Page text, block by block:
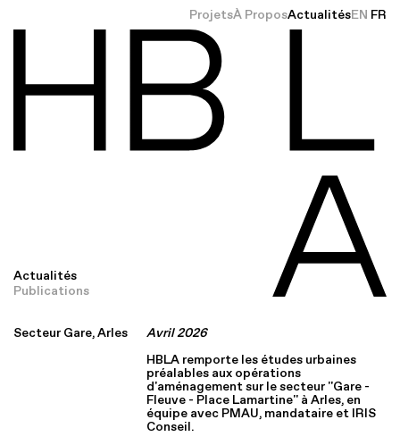
ProjetsÀ ProposActualitésEN FR
Actualités
Publications
Secteur Gare, Arles Avril2026
HBLA remporte les études urbaines
préalables aux opérations
d'aménagement sur le secteur ''Gare -
Fleuve - Place Lamartine'' à Arles, en
équipe avec PMAU, mandataire et IRIS
Conseil.